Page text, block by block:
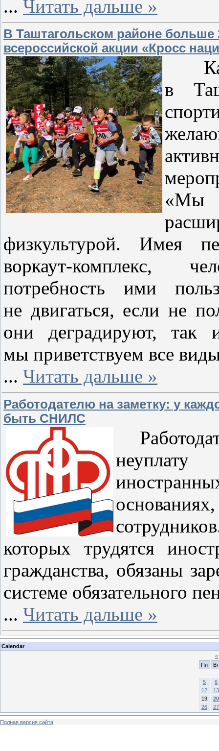
... Читать дальше »
В Таштагольском районе больше
всероссийской акции «Кросс
в
«Мы
физкультурой. Имея
воркаут-комплекс,
потребность ими
не двигаться, если не
они деградируют, так
мы приветствуем все
... Читать дальше »
Работодателю на заметку: у
быть СНИЛС
которых трудятся
гражданства, обязаны
системе обязательного
... Читать дальше »
Calendar
«
Пн
Вт
5
6
12
13
19
20
26
27
Полная версия сайта